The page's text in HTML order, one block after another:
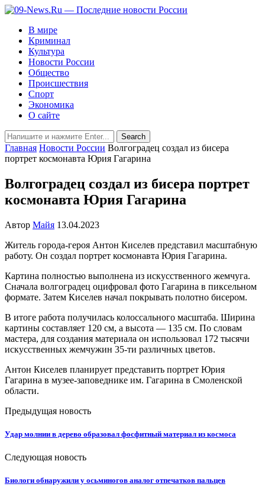
В мире
Криминал
Культура
Новости России
Общество
Происшествия
Спорт
Экономика
О сайте
Главная Новости России Волгоградец создал из бисера
портрет космонавта Юрия Гагарина
Волгоградец создал из бисера портрет
космонавта Юрия Гагарина
Автор Майя 13.04.2023
Житель города-героя Антон Киселев представил масштабную
работу. Он создал портрет космонавта Юрия Гагарина.
Картина полностью выполнена из искусственного жемчуга.
Сначала волгоградец оцифровал фото Гагарина в пиксельном
формате. Затем Киселев начал покрывать полотно бисером.
В итоге работа получилась колоссального масштаба. Ширина
картины составляет 120 см, а высота — 135 см. По словам
мастера, для создания материала он использовал 172 тысячи
искусственных жемчужин 35-ти различных цветов.
Антон Киселев планирует представить портрет Юрия
Гагарина в музее-заповеднике им. Гагарина в Смоленской
области.
Предыдущая новость
Удар молнии в дерево образовал фосфитный материал из космоса
Следующая новость
Биологи обнаружили у осьминогов аналог отпечатков пальцев